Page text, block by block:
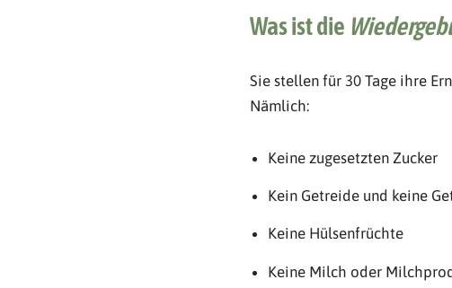
Was ist die
Sie stellen für 30 Tage ihre
Nämlich:
Keine zugesetzten Zucker
Kein Getreide und keine
Keine Hülsenfrüchte
Keine Milch oder